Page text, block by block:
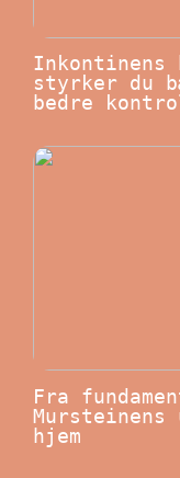
Inkontinens
styrker du
bedre
Fra
hjem